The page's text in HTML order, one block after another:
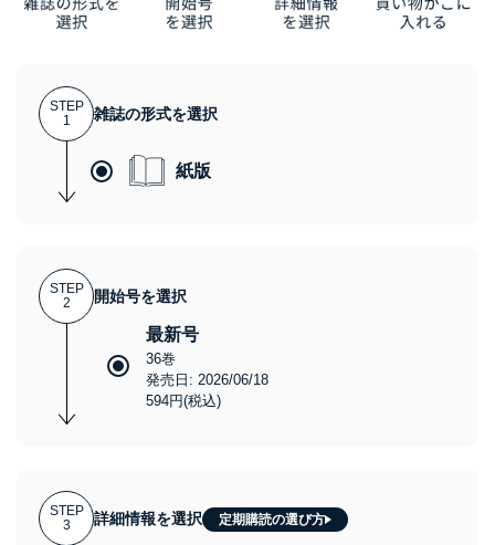
STEP
1
雑誌の形式を選択
紙版
STEP
2
開始号を選択
最新号
36巻
発売日: 2026/06/18
594円(税込)
STEP
3
詳細情報を選択 定期購読の選び方